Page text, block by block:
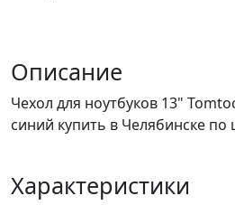
Описание
Чехол для ноутбуков 13"
синий купить в Челябинске по
Характеристики